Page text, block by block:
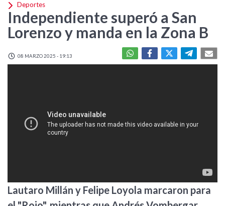
Deportes
Independiente superó a San
Lorenzo y manda en la Zona B
08 MARZO 2025 - 19:13
Lautaro Millán y Felipe Loyola marcaron para